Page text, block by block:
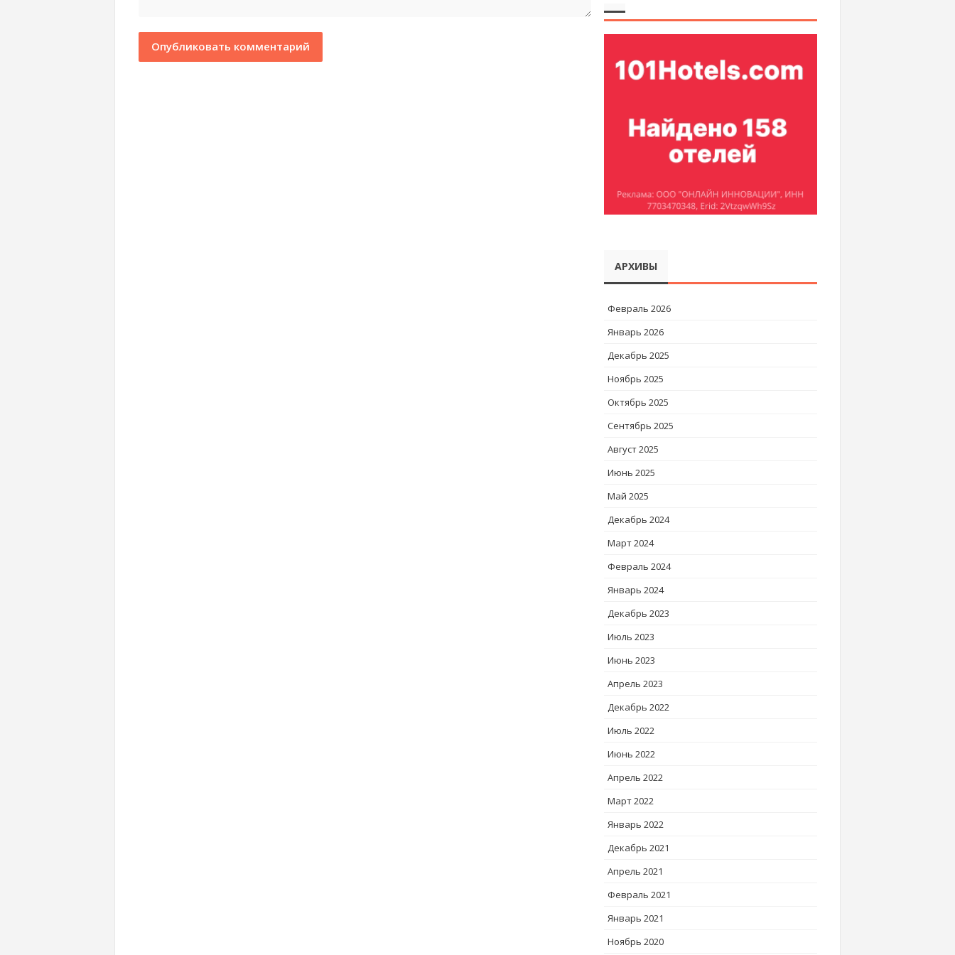
АРХИВЫ
Февраль 2026
Январь 2026
Декабрь 2025
Ноябрь 2025
Октябрь 2025
Сентябрь 2025
Август 2025
Июнь 2025
Май 2025
Декабрь 2024
Март 2024
Февраль 2024
Январь 2024
Декабрь 2023
Июль 2023
Июнь 2023
Апрель 2023
Декабрь 2022
Июль 2022
Июнь 2022
Апрель 2022
Март 2022
Январь 2022
Декабрь 2021
Апрель 2021
Февраль 2021
Январь 2021
Ноябрь 2020